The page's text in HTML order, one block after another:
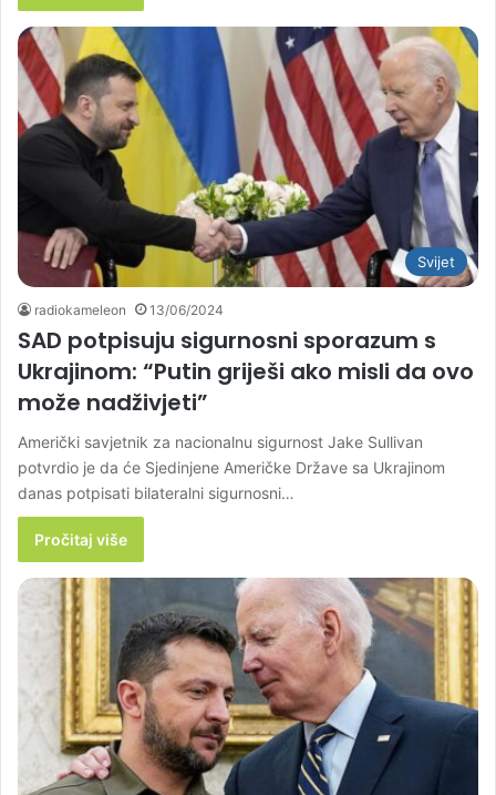
Svijet
radiokameleon 13/06/2024
SAD potpisuju sigurnosni sporazum s
Ukrajinom: “Putin griješi ako misli da ovo
može nadživjeti”
Američki savjetnik za nacionalnu sigurnost Jake Sullivan
potvrdio je da će Sjedinjene Američke Države sa Ukrajinom
danas potpisati bilateralni sigurnosni…
Pročitaj više